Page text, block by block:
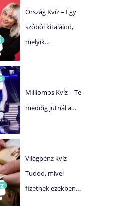
Ország Kvíz – Egy
szóból kitalálod,
melyik…
Milliomos Kvíz – Te
meddig jutnál a…
Világpénz kvíz –
Tudod, mivel
fizetnek ezekben…